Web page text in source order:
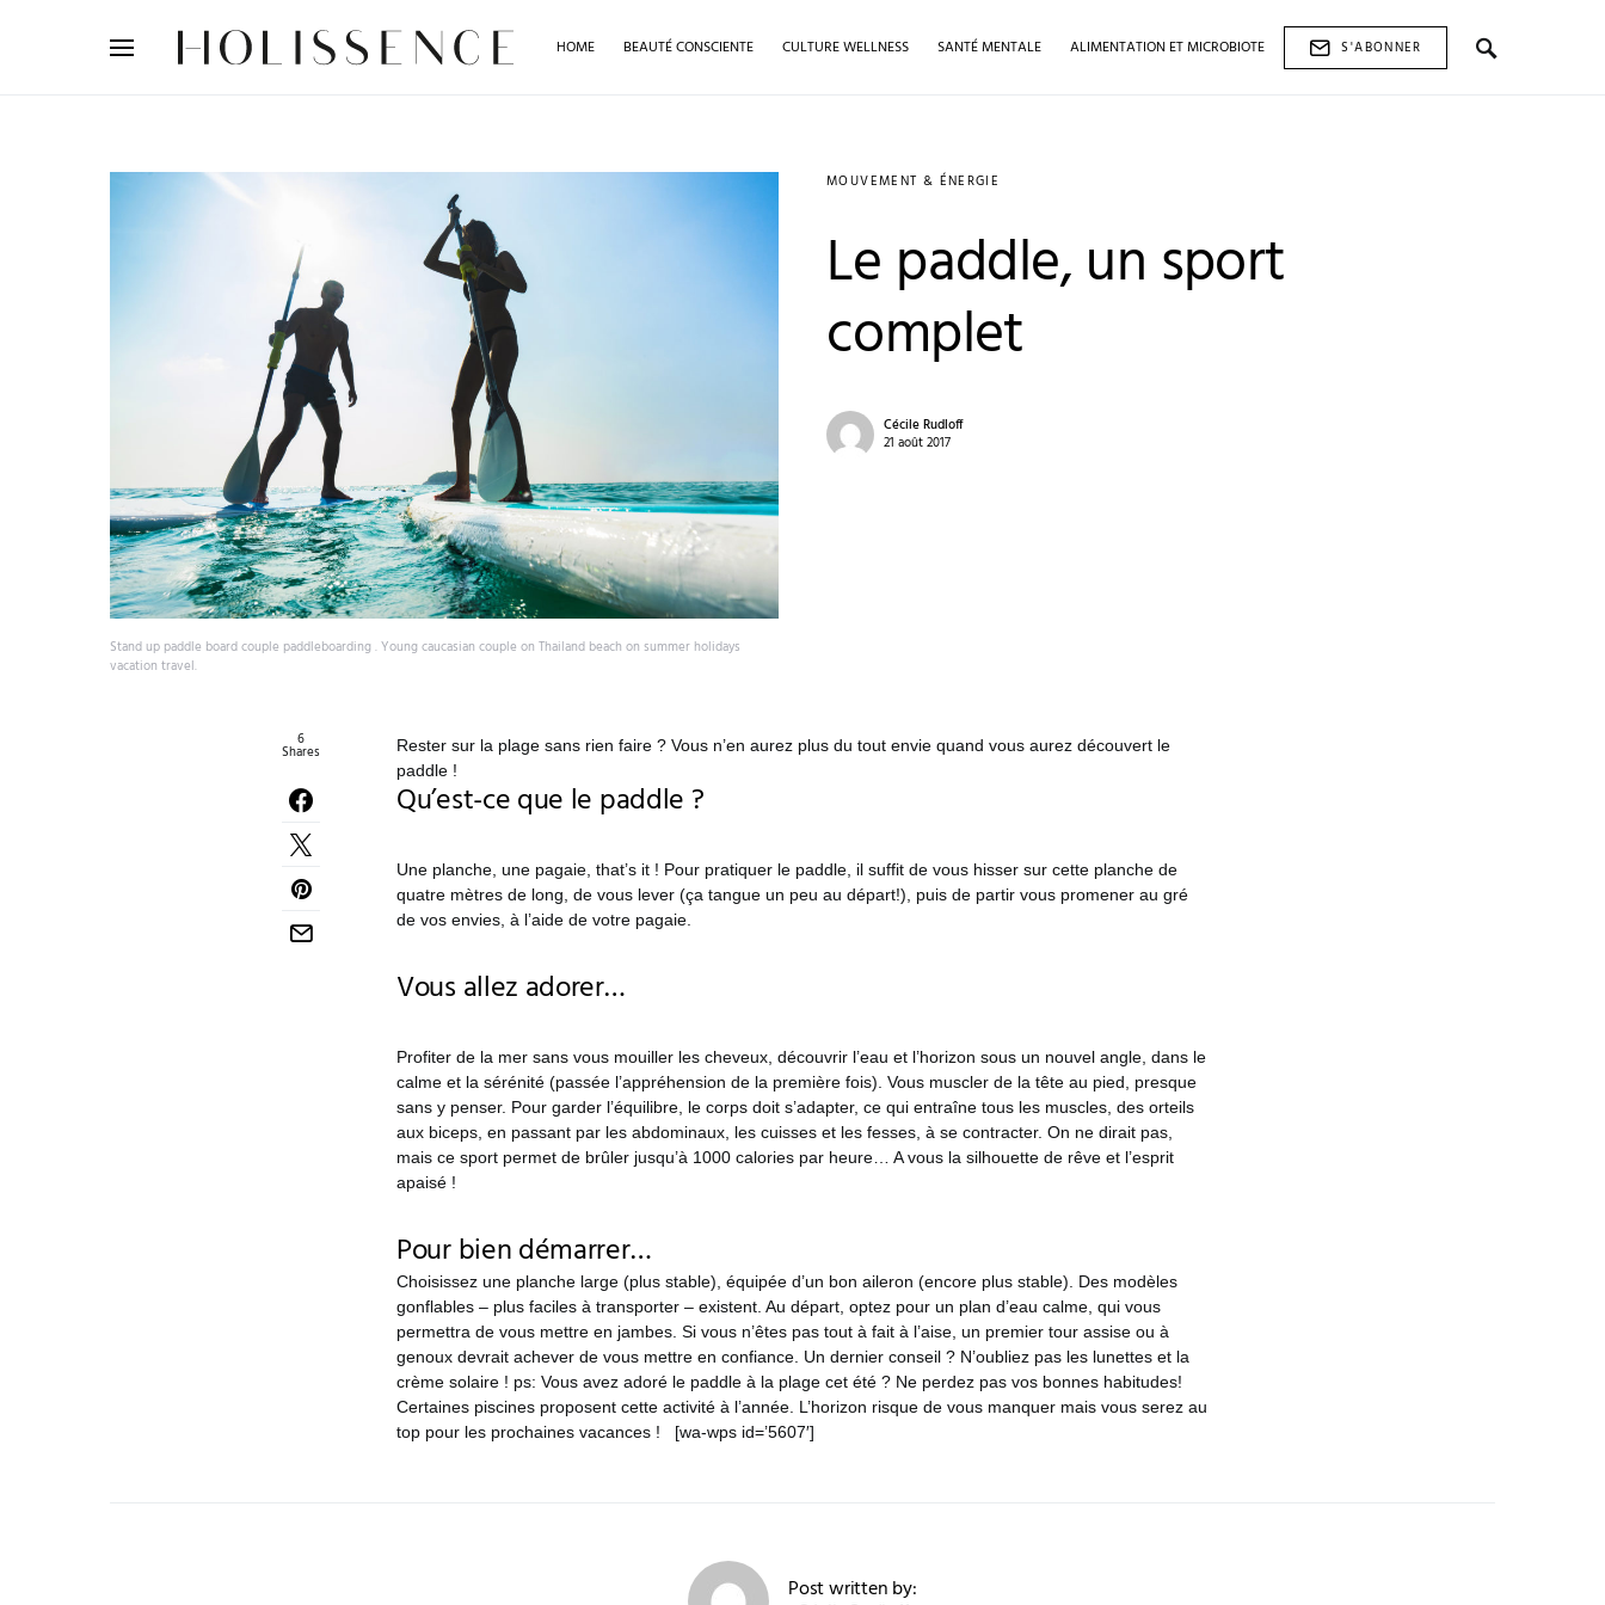
HOME BEAUTÉ CONSCIENTE CULTURE WELLNESS SANTÉ MENTALE ALIMENTATION ET MICROBIOTE
S'ABONNER
Stand up paddle board couple paddleboarding . Young caucasian couple on Thailand beach on summer holidays
vacation travel.
MOUVEMENT & ÉNERGIE
Le paddle, un sport
complet
Cécile Rudloff
21 août 2017
6
Shares
Rester sur la plage sans rien faire ? Vous n’en aurez plus du tout envie quand vous aurez découvert le
paddle !
Qu’est-ce que le paddle ?
Une planche, une pagaie, that’s it ! Pour pratiquer le paddle, il suffit de vous hisser sur cette planche de
quatre mètres de long, de vous lever (ça tangue un peu au départ!), puis de partir vous promener au gré
de vos envies, à l’aide de votre pagaie.
Vous allez adorer…
Profiter de la mer sans vous mouiller les cheveux, découvrir l’eau et l’horizon sous un nouvel angle, dans le
calme et la sérénité (passée l’appréhension de la première fois). Vous muscler de la tête au pied, presque
sans y penser. Pour garder l’équilibre, le corps doit s’adapter, ce qui entraîne tous les muscles, des orteils
aux biceps, en passant par les abdominaux, les cuisses et les fesses, à se contracter. On ne dirait pas,
mais ce sport permet de brûler jusqu’à 1000 calories par heure… A vous la silhouette de rêve et l’esprit
apaisé !
Pour bien démarrer…
Choisissez une planche large (plus stable), équipée d’un bon aileron (encore plus stable). Des modèles
gonflables – plus faciles à transporter – existent. Au départ, optez pour un plan d’eau calme, qui vous
permettra de vous mettre en jambes. Si vous n’êtes pas tout à fait à l’aise, un premier tour assise ou à
genoux devrait achever de vous mettre en confiance. Un dernier conseil ? N’oubliez pas les lunettes et la
crème solaire ! ps: Vous avez adoré le paddle à la plage cet été ? Ne perdez pas vos bonnes habitudes!
Certaines piscines proposent cette activité à l’année. L’horizon risque de vous manquer mais vous serez au
top pour les prochaines vacances ! [wa-wps id=’5607′]
Post written by: